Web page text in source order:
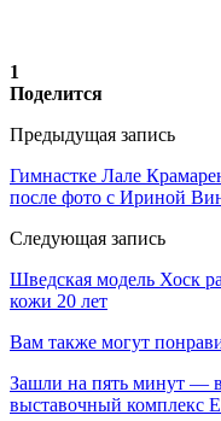
1
Поделится
Предыдущая запись
Гимнастке Лале
после фото с Ириной
Следующая запись
Шведская модель Хоск
кожи 20 лет
Вам также могут
Зашли на пять минут —
выставочный комплекс